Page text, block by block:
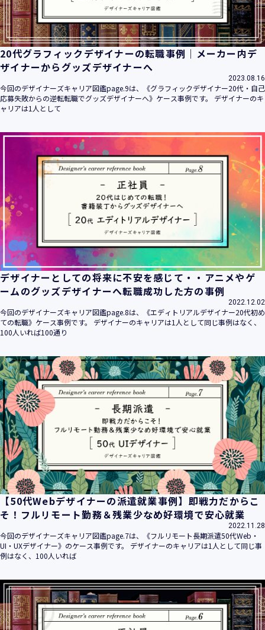
20代グラフィックデザイナーの転職事例｜メーカー内デ
ザイナーからグッズデザイナーへ
2023.08.16
今回のデザイナーズキャリア図鑑page.9は、《グラフィックデザイナー20代・自己
応募失敗からの逆転転職でグッズデザイナーへ》ケース事例です。 デザイナーのキ
ャリアは1人として
デザイナーとしての将来に不安を感じて・・アニメやゲ
ームのグッズデザイナーへ転職成功した方の事例
2022.12.02
今回のデザイナーズキャリア図鑑page.8は、《エディトリアルデザイナー20代初め
ての転職》ケース事例です。 デザイナーのキャリアは1人として同じ事例はなく、
100人いれば100通り
【50代Webデザイナーの派遣就業事例】即戦力だからこ
そ！フルリモート勤務＆残業少なめ好環境で安心就業
2022.11.28
今回のデザイナーズキャリア図鑑page.7は、《フルリモート長期派遣50代Web・
UI・UXデザイナー》のケース事例です。 デザイナーのキャリアは1人として同じ事
例はなく、100人いれば